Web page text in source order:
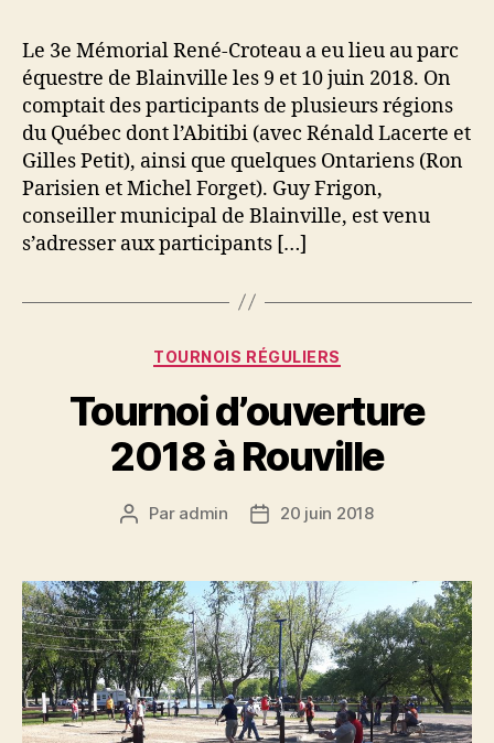
Le 3e Mémorial René-Croteau a eu lieu au parc
équestre de Blainville les 9 et 10 juin 2018. On
comptait des participants de plusieurs régions
du Québec dont l’Abitibi (avec Rénald Lacerte et
Gilles Petit), ainsi que quelques Ontariens (Ron
Parisien et Michel Forget). Guy Frigon,
conseiller municipal de Blainville, est venu
s’adresser aux participants […]
Catégories
TOURNOIS RÉGULIERS
Tournoi d’ouverture
2018 à Rouville
Auteur
Par admin
Date20 juin 2018